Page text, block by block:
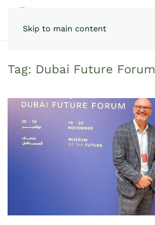
Skip to main content
Tag: Dubai Future Forum